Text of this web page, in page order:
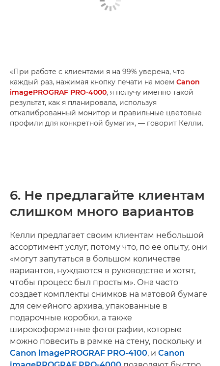
«При работе с клиентами я на 99% уверена, что
каждый раз, нажимая кнопку печати на моем Canon
imagePROGRAF PRO-4000, я получу именно такой
результат, как я планировала, используя
откалиброванный монитор и правильные цветовые
профили для конкретной бумаги», — говорит Келли.
6. Не предлагайте клиентам
слишком много вариантов
Келли предлагает своим клиентам небольшой
ассортимент услуг, потому что, по ее опыту, они
«могут запутаться в большом количестве
вариантов, нуждаются в руководстве и хотят,
чтобы процесс был простым». Она часто
создает комплекты снимков на матовой бумаге
для семейного архива, упакованные в
подарочные коробки, а также
широкоформатные фотографии, которые
можно повесить в рамке на стену, поскольку и
Canon imagePROGRAF PRO-4100, и Canon